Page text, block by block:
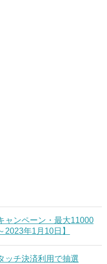
ャンペーン・最大11000
2023年1月10日】
ッチ決済利用で抽選